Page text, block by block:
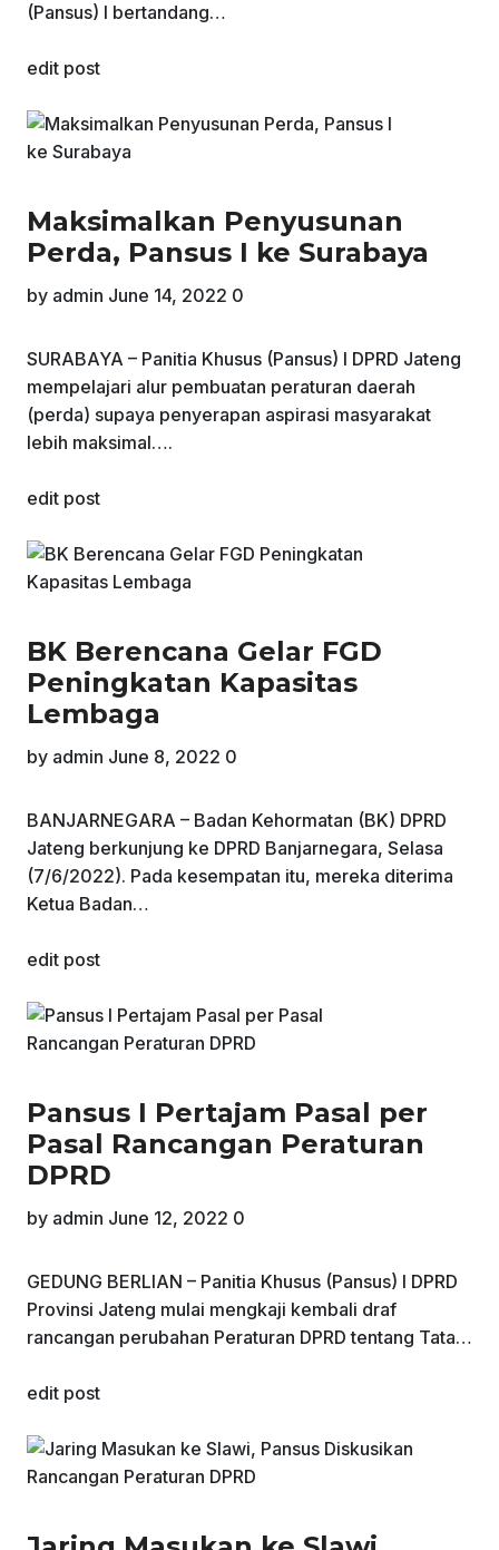
(Pansus) I bertandang…
edit post
Maksimalkan Penyusunan
Perda, Pansus I ke Surabaya
by admin June 14, 2022 0
SURABAYA – Panitia Khusus (Pansus) I DPRD Jateng
mempelajari alur pembuatan peraturan daerah
(perda) supaya penyerapan aspirasi masyarakat
lebih maksimal….
edit post
BK Berencana Gelar FGD
Peningkatan Kapasitas
Lembaga
by admin June 8, 2022 0
BANJARNEGARA – Badan Kehormatan (BK) DPRD
Jateng berkunjung ke DPRD Banjarnegara, Selasa
(7/6/2022). Pada kesempatan itu, mereka diterima
Ketua Badan…
edit post
Pansus I Pertajam Pasal per
Pasal Rancangan Peraturan
DPRD
by admin June 12, 2022 0
GEDUNG BERLIAN – Panitia Khusus (Pansus) I DPRD
Provinsi Jateng mulai mengkaji kembali draf
rancangan perubahan Peraturan DPRD tentang Tata…
edit post